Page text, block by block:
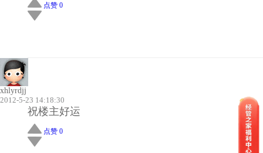
点赞 0
xhlyrdjj
2012-5-23 14:18:30
祝楼主好运
点赞 0